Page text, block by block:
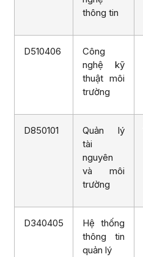
thông tin
D510406
Công
nghệ kỹ
thuật môi
trường
D850101
Quản lý
tài
nguyên
và môi
trường
D340405
Hệ thống
thông tin
quản lý